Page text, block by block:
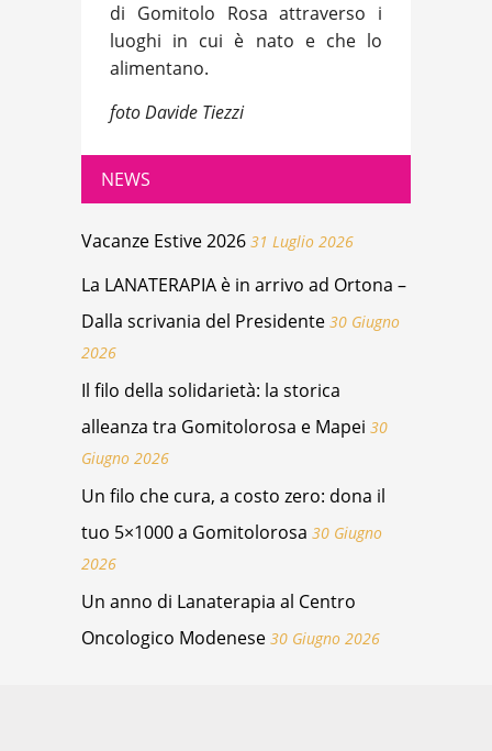
di Gomitolo Rosa attraverso i
luoghi in cui è nato e che lo
alimentano.
foto Davide Tiezzi
NEWS
Vacanze Estive 2026 31 Luglio 2026
La LANATERAPIA è in arrivo ad Ortona –
Dalla scrivania del Presidente 30 Giugno
2026
Il filo della solidarietà: la storica
alleanza tra Gomitolorosa e Mapei 30
Giugno 2026
Un filo che cura, a costo zero: dona il
tuo 5×1000 a Gomitolorosa 30 Giugno
2026
Un anno di Lanaterapia al Centro
Oncologico Modenese 30 Giugno 2026